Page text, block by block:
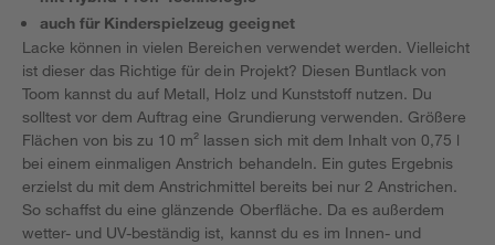
auch für Kinderspielzeug geeignet
Lacke können in vielen Bereichen verwendet werden. Vielleicht
ist dieser das Richtige für dein Projekt? Diesen Buntlack von
Toom kannst du auf Metall, Holz und Kunststoff nutzen. Du
solltest vor dem Auftrag eine Grundierung verwenden. Größere
Flächen von bis zu 10 m² lassen sich mit dem Inhalt von 0,75 l
bei einem einmaligen Anstrich behandeln. Ein gutes Ergebnis
erzielst du mit dem Anstrichmittel bereits bei nur 2 Anstrichen.
So schaffst du eine glänzende Oberfläche. Da es außerdem
wetter- und UV-beständig ist, kannst du es im Innen- und